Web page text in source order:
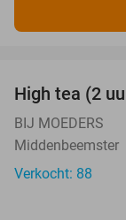
High tea (2
BIJ MOEDERS
Middenbeemster
Verkocht: 88